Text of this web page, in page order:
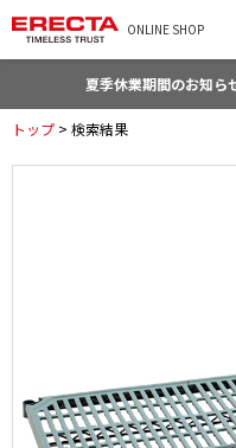
ONLINE SHOP
夏季休業期間のお知ら
トップ > 検索結果